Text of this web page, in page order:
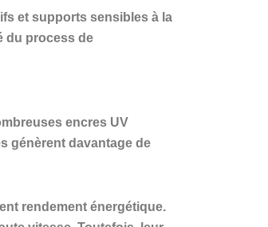
et supports sensibles à la
du process de
encres UV
génèrent davantage de
rendement énergétique.